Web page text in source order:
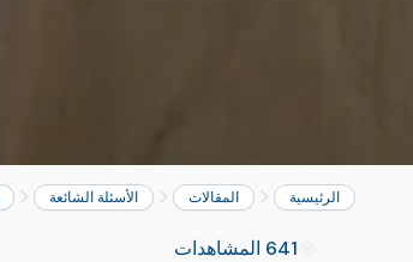
الرئيسية المقالات الأسئلة الشائعة
641 المشاهدات